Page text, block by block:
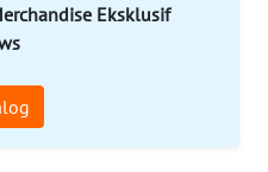
Eksklusif